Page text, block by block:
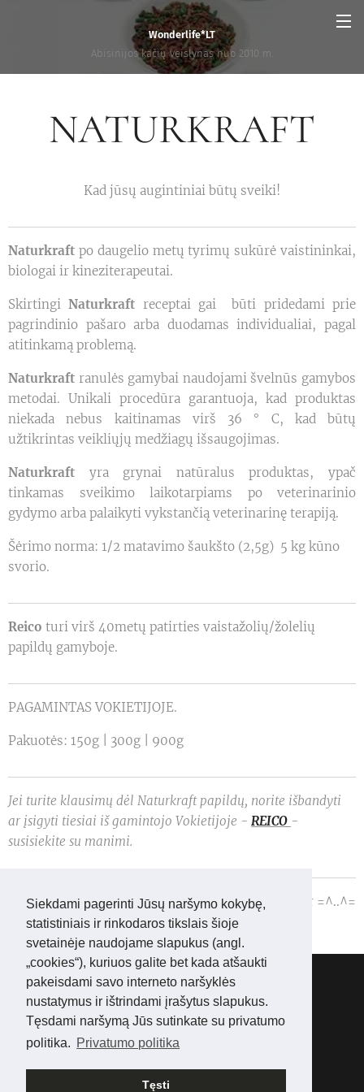
Siekdami pagerinti Jūsų naršymo kokybę,
statistiniais ir rinkodaros tikslais šioje
svetainėje naudojame slapukus (angl.
„cookies“), kuriuos galite bet kada atšaukti
pakeisdami savo interneto naršyklės
nustatymus ir ištrindami įrašytus slapukus.
Tęsdami naršymą Jūs sutinkate su privatumo
politika. Privatumo politika
Tęsti
Wonderlife*LT
Abisinijos kačių veislynas nuo 2010 m.
NATURKRAFT
Kad jūsų augintiniai būtų sveiki!
Naturkraft po daugelio metų tyrimų sukūrė vaistininkai,
biologai ir kineziterapeutai.
SkirtingiNaturkraft receptai gai būti pridedami prie
pagrindinio pašaro arba duodamas individualiai, pagal
atitinkamą problemą.
Naturkraft ranulės gamybai naudojami švelnūs gamybos
metodai. Unikali procedūra garantuoja, kad produktas
niekada nebus kaitinamas virš 36 ° C, kad būtų
užtikrintas veikliųjų medžiagų išsaugojimas.
Naturkraft yra grynai natūralus produktas, ypač
tinkamas sveikimo laikotarpiams po veterinarinio
gydymo arba palaikyti vykstančią veterinarinę terapiją.
Šėrimo norma: 1/2 matavimo šaukšto (2,5g) 5 kg kūno
svorio.
Reico turi virš 40metų patirties vaistažolių/žolelių
papildų gamyboje.
PAGAMINTAS VOKIETIJOJE.
Pakuotės: 150g | 300g | 900g
Jei turite klausimų dėl Naturkraft papildų, norite išbandyti
ar įsigyti tiesiai iš gamintojo Vokietijoje - REICO -
susisiekite su manimi.
Asta ir =^..^=
Abisinijos kačių veislynas:WONDERLIFE*LT
Tel.:+ 3706 05 16006
MesFacebook'e
Instagram'e